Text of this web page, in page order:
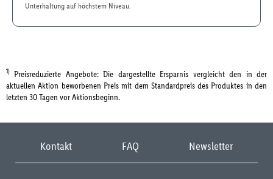
Unterhaltung auf höchstem Niveau.
1) Preisreduzierte Angebote: Die dargestellte Ersparnis vergleicht den in der
aktuellen Aktion beworbenen Preis mit dem Standardpreis des Produktes in den
letzten 30 Tagen vor Aktionsbeginn.
Kontakt FAQ Newsletter